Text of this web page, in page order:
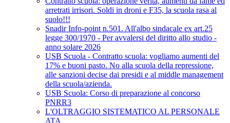
arretrati irrisori. Soldi in droni e F35, la scuola rasa al
suolo!!!
Snadir Info-point n.501. All'albo sindacale ex art.25
legge 300/1970 - Per avvalersi del diritto allo studio -
anno solare 2026
USB Scuola - Contratto scuola: vogliamo aumenti del
17% e buoni pasto. No alla scuola della repressione,
alle sanzioni decise dai presidi e al middle management
della scuola/azienda.
USB Scuola: Corso di preparazione al concorso
PNRR3
L'OLTRAGGIO SISTEMATICO AL PERSONALE
ATA